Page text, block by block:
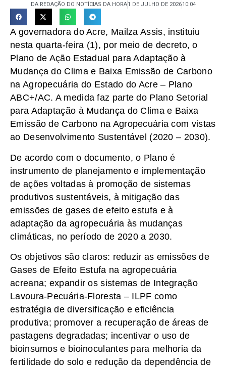
DA REDAÇÃO DO NOTÍCIAS DA HORA1 DE JULHO DE 202610:04
A governadora do Acre, Mailza Assis, instituiu
nesta quarta-feira (1), por meio de decreto, o
Plano de Ação Estadual para Adaptação à
Mudança do Clima e Baixa Emissão de Carbono
na Agropecuária do Estado do Acre – Plano
ABC+/AC. A medida faz parte do Plano Setorial
para Adaptação à Mudança do Clima e Baixa
Emissão de Carbono na Agropecuária com vistas
ao Desenvolvimento Sustentável (2020 – 2030).
De acordo com o documento, o Plano é
instrumento de planejamento e implementação
de ações voltadas à promoção de sistemas
produtivos sustentáveis, à mitigação das
emissões de gases de efeito estufa e à
adaptação da agropecuária às mudanças
climáticas, no período de 2020 a 2030.
Os objetivos são claros: reduzir as emissões de
Gases de Efeito Estufa na agropecuária
acreana; expandir os sistemas de Integração
Lavoura-Pecuária-Floresta – ILPF como
estratégia de diversificação e eficiência
produtiva; promover a recuperação de áreas de
pastagens degradadas; incentivar o uso de
bioinsumos e bioinoculantes para melhoria da
fertilidade do solo e redução da dependência de